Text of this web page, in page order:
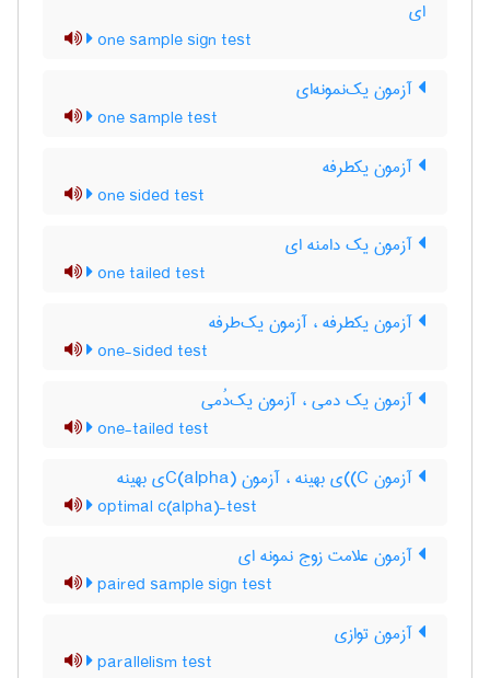
ای
one sample sign test
آزمون یک‌نمونه‌ای
one sample test
آزمون یکطرفه
one sided test
آزمون یک دامنه ای
one tailed test
آزمون یکطرفه ، آزمون یک‌طرفه
one-sided test
آزمون یک دمی ، آزمون یک‌دُمی
one-tailed test
آزمون C)‌)ی بهینه ، آزمون C(‌‌a‌l‌p‌h‌a)ی بهینه
optimal c(alpha)-test
آزمون علامت زوج نمونه ای
paired sample sign test
آزمون توازی
parallelism test